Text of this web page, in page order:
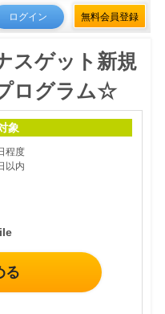
ログイン 無料会員登録
スゲット新規
ログラム☆
象
程度
以内
る